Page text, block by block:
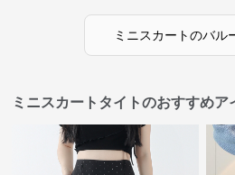
ミニスカートのバル
ミニスカートタイトのおすすめア